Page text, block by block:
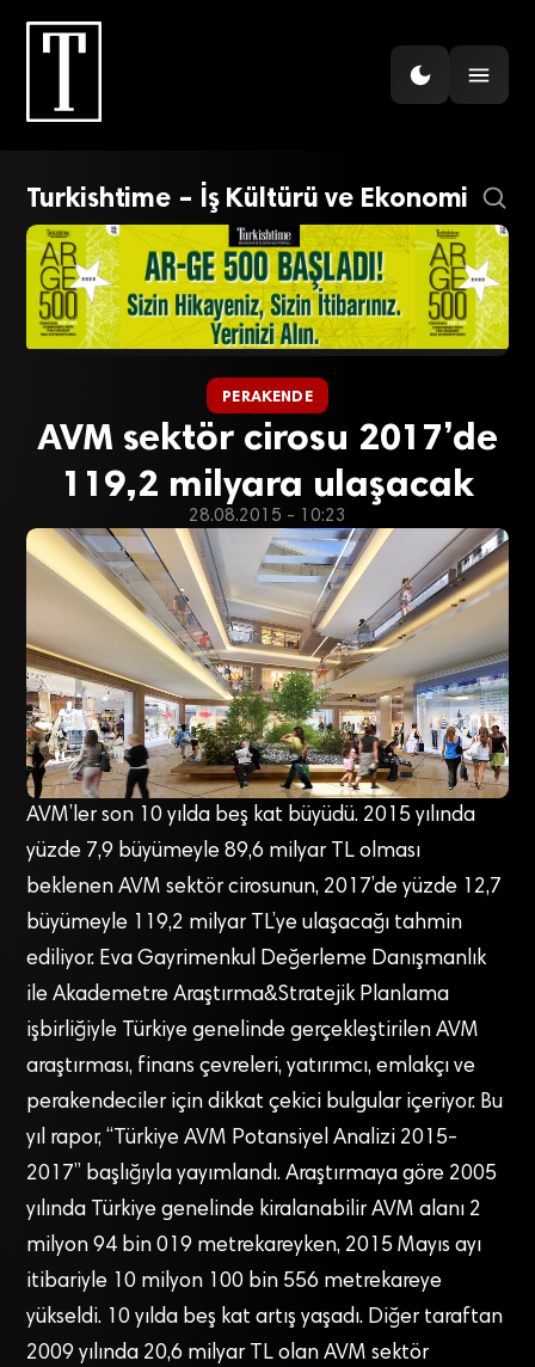
Turkishtime – İş Kültürü ve Ekonomi
PERAKENDE
AVM sektör cirosu 2017’de
119,2 milyara ulaşacak
28.08.2015 - 10:23
AVM’ler son 10 yılda beş kat büyüdü. 2015 yılında
yüzde 7,9 büyümeyle 89,6 milyar TL olması
beklenen AVM sektör cirosunun, 2017’de yüzde 12,7
büyümeyle 119,2 milyar TL’ye ulaşacağı tahmin
ediliyor. Eva Gayrimenkul Değerleme Danışmanlık
ile Akademetre Araştırma&Stratejik Planlama
işbirliğiyle Türkiye genelinde gerçekleştirilen AVM
araştırması, finans çevreleri, yatırımcı, emlakçı ve
perakendeciler için dikkat çekici bulgular içeriyor. Bu
yıl rapor, “Türkiye AVM Potansiyel Analizi 2015-
2017” başlığıyla yayımlandı. Araştırmaya göre 2005
yılında Türkiye genelinde kiralanabilir AVM alanı 2
milyon 94 bin 019 metrekareyken, 2015 Mayıs ayı
itibariyle 10 milyon 100 bin 556 metrekareye
yükseldi. 10 yılda beş kat artış yaşadı. Diğer taraftan
2009 yılında 20,6 milyar TL olan AVM sektör